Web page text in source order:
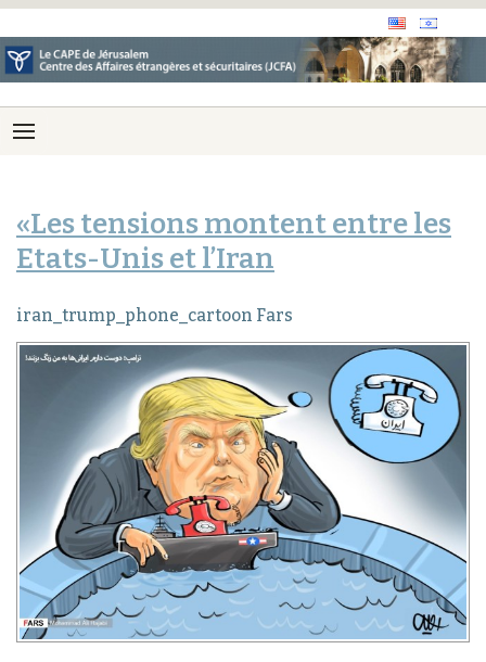
«Les tensions montent entre les
Etats-Unis et l’Iran
iran_trump_phone_cartoon Fars